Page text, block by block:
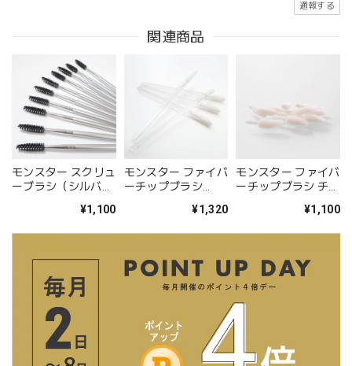
通報する
関連商品
モンスター スクリュ
ーブラシ（シルバ
¥1,100
モンスター ファイバ
ーチップブラシ
¥1,320
モンスター ファイバ
ーチップブラシ チッ
¥1,100